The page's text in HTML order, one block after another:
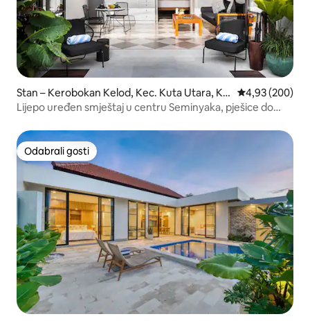
Stan – Kerobokan Kelod, Kec. Kuta Utara, Ka
bupaten Badung
Prosječna
4,93 (200)
Lijepo uređen smještaj u centru Seminyaka, pješice do
Odabrali gosti
Odabrali gosti